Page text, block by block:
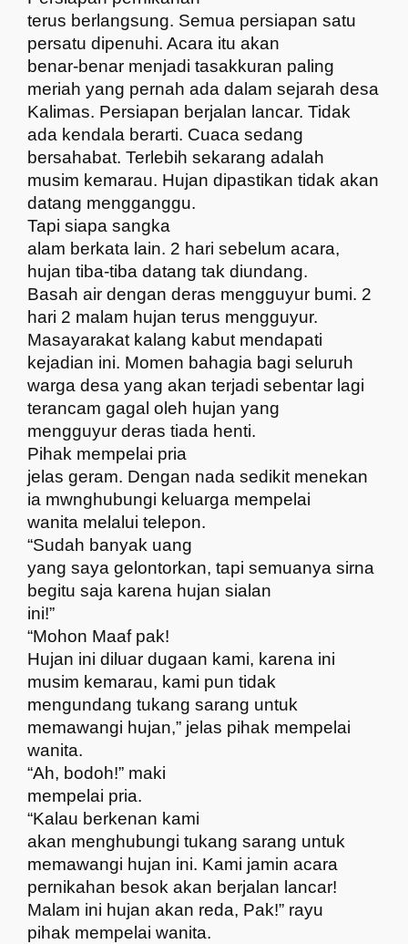
terus berlangsung. Semua persiapan satu
persatu dipenuhi. Acara itu akan
benar-benar menjadi tasakkuran paling
meriah yang pernah ada dalam sejarah desa
Kalimas. Persiapan berjalan lancar. Tidak
ada kendala berarti. Cuaca sedang
bersahabat. Terlebih sekarang adalah
musim kemarau. Hujan dipastikan tidak akan
datang mengganggu.
Tapi siapa sangka
alam berkata lain. 2 hari sebelum acara,
hujan tiba-tiba datang tak diundang.
Basah air dengan deras mengguyur bumi. 2
hari 2 malam hujan terus mengguyur.
Masayarakat kalang kabut mendapati
kejadian ini. Momen bahagia bagi seluruh
warga desa yang akan terjadi sebentar lagi
terancam gagal oleh hujan yang
mengguyur deras tiada henti.
Pihak mempelai pria
jelas geram. Dengan nada sedikit menekan
ia mwnghubungi keluarga mempelai
wanita melalui telepon.
“Sudah banyak uang
yang saya gelontorkan, tapi semuanya sirna
begitu saja karena hujan sialan
ini!”
“Mohon Maaf pak!
Hujan ini diluar dugaan kami, karena ini
musim kemarau, kami pun tidak
mengundang tukang sarang untuk
memawangi hujan,” jelas pihak mempelai
wanita.
“Ah, bodoh!” maki
mempelai pria.
“Kalau berkenan kami
akan menghubungi tukang sarang untuk
memawangi hujan ini. Kami jamin acara
pernikahan besok akan berjalan lancar!
Malam ini hujan akan reda, Pak!” rayu
pihak mempelai wanita.